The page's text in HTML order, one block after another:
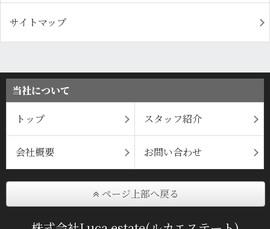
サイトマップ
当社について
トップ スタッフ紹介
会社概要 お問い合わせ
ページ上部へ戻る